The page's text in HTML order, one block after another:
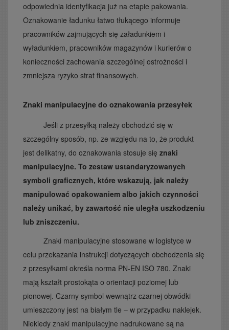
odpowiednia identyfikacja już na etapie pakowania.
Oznakowanie ładunku łatwo tłukącego informuje
pracowników zajmujących się załadunkiem i
wyładunkiem, pracowników magazynów i kurierów o
konieczności zachowania szczególnej ostrożności i
zmniejsza ryzyko strat finansowych.
Znaki manipulacyjne do oznakowania przesyłek
Jeśli z przesyłką należy obchodzić się w
szczególny sposób, np. ze względu na to, że produkt
jest delikatny, do oznakowania stosuje się znaki
manipulacyjne. To zestaw ustandaryzowanych
symboli graficznych, które wskazują, jak należy
manipulować opakowaniem albo jakich czynności
należy unikać, by zawartość nie uległa uszkodzeniu
lub zniszczeniu.
Znaki manipulacyjne stosowane w logistyce w
celu przekazania instrukcji dotyczących obchodzenia się
z przesyłkami określa norma PN-EN ISO 780. Znaki
mają kształt prostokąta o orientacji poziomej lub
pionowej. Czarny symbol wewnątrz czarnej obwódki
umieszczony jest na białym tle – w przypadku naklejek.
Niekiedy znaki manipulacyjne nadrukowane są na